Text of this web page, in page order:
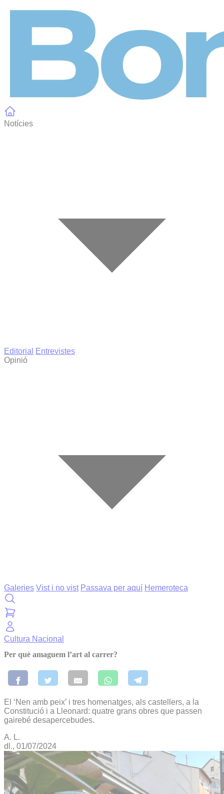
Notícies
Editorial
Entrevistes
Opinió
Galeries Vist i no vist Passava per aquí Hemeroteca
Cultura Nacional
Per què amaguem l’art al carrer?
El ‘Nen amb peix’ i tres homenatges, als castellers, a la
Constitució i a Lleonard: quatre grans obres que passen
gairebé desapercebudes.
A. L.
dl., 01/07/2024